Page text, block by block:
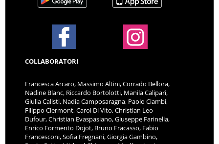
COLLABORATORI
Francesca Arcaro, Massimo Altini, Corrado Bellora,
Nadine Blanc, Riccardo Bortolotti, Manila Calipari,
Giulia Calisti, Nadia Camposaragna, Paolo Ciambi,
Filippo Clermont, Carol Di Vito, Christian Leo
Dufour, Christian Evaspasiano, Giuseppe Farinella,
Enrico Formento Dojot, Bruno Fracasso, Fabio
Francesconi, Sofia Fregnani, Giorgia Gambino,